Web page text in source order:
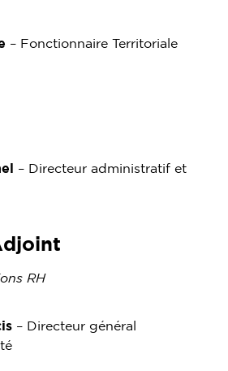
– Fonctionnaire Territoriale
– Directeur administratif et
RH
– Directeur général